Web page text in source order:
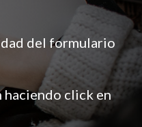
del formulario
click en